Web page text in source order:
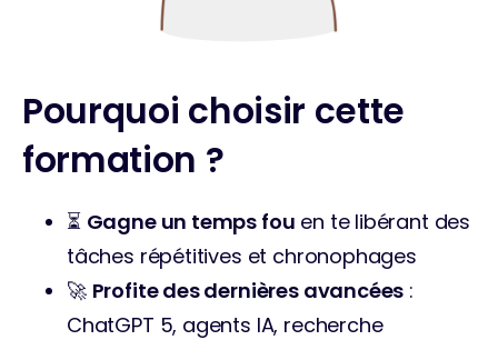
Pourquoi choisir cette
formation ?
⏳ Gagne un temps fou en te libérant des
tâches répétitives et chronophages
🚀 Profite des dernières avancées :
ChatGPT 5, agents IA, recherche